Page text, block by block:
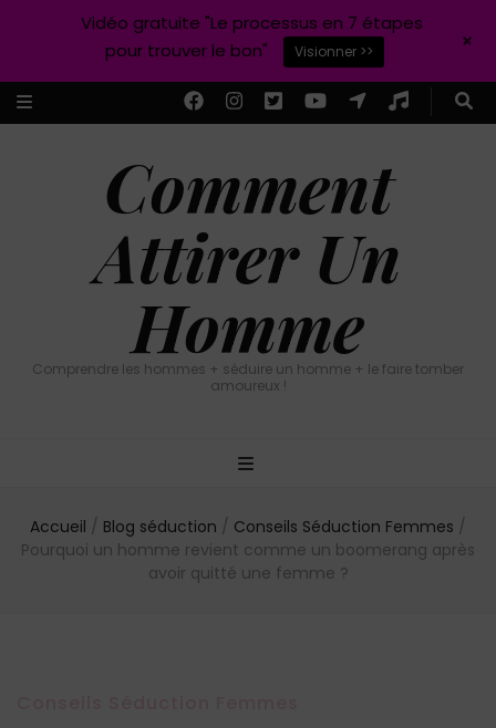
Comment
Attirer Un
Homme
Comprendre les hommes + séduire un homme + le faire tomber
amoureux !
Accueil / Blog séduction / Conseils Séduction Femmes /
Pourquoi un homme revient comme un boomerang après
avoir quitté une femme ?
Vidéo gratuite "Le processus en 7 étapes
pour trouver le bon"
Visionner >> +